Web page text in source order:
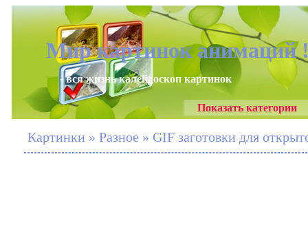
Мир картинок анимаций
- вся жизнь калейдоскоп картинок
Показать категории
Картинки » Разное » GIF заготовки для